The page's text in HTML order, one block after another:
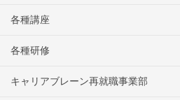
各種講座
各種研修
キャリアブレーン再就職事業部